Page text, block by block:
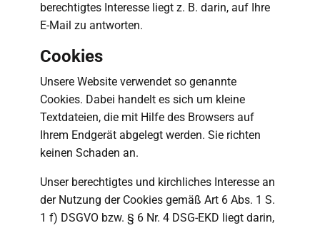
berechtigtes Interesse liegt z. B. darin, auf Ihre
E-Mail zu antworten.
Cookies
Unsere Website verwendet so genannte
Cookies. Dabei handelt es sich um kleine
Textdateien, die mit Hilfe des Browsers auf
Ihrem Endgerät abgelegt werden. Sie richten
keinen Schaden an.
Unser berechtigtes und kirchliches Interesse an
der Nutzung der Cookies gemäß Art 6 Abs. 1 S.
1 f) DSGVO bzw. § 6 Nr. 4 DSG-EKD liegt darin,